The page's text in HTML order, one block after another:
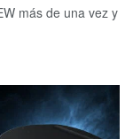
más de una vez y